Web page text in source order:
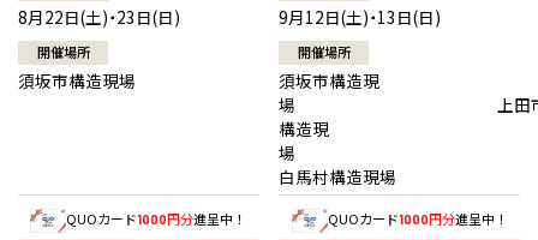
8月22日(土)・23日(日)
開催場所
須坂市構造現場
QUOカード1000円分進呈中！
9月12日(土)・13日(日)
開催場所
須坂市構造現
場 上田
構造現
白馬村構造現場
QUOカード1000円分進呈中！